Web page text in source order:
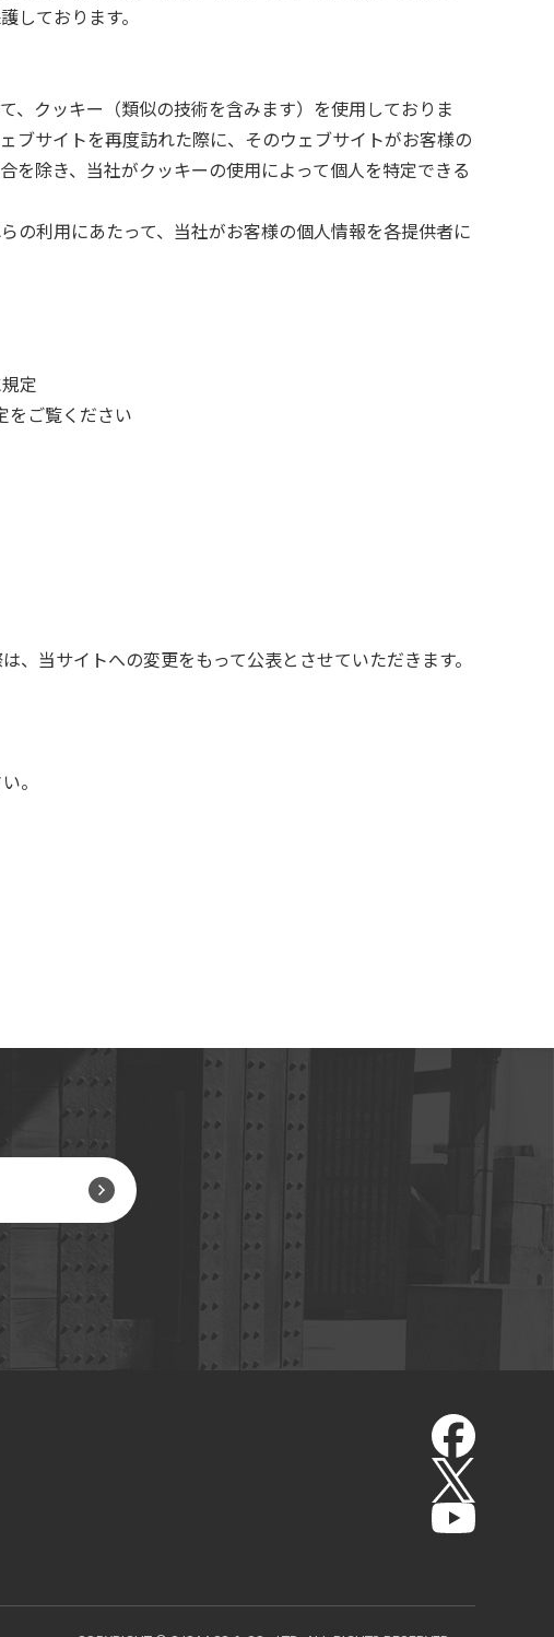
しております。
、クッキー（類似の技術を含みます）を使用しておりま
ブサイトを再度訪れた際に、そのウェブサイトがお客様の
を除き、当社がクッキーの使用によって個人を特定できる
の利用にあたって、当社がお客様の個人情報を各提供者に
定
をご覧ください
当サイトへの変更をもって公表とさせていただきます。
。